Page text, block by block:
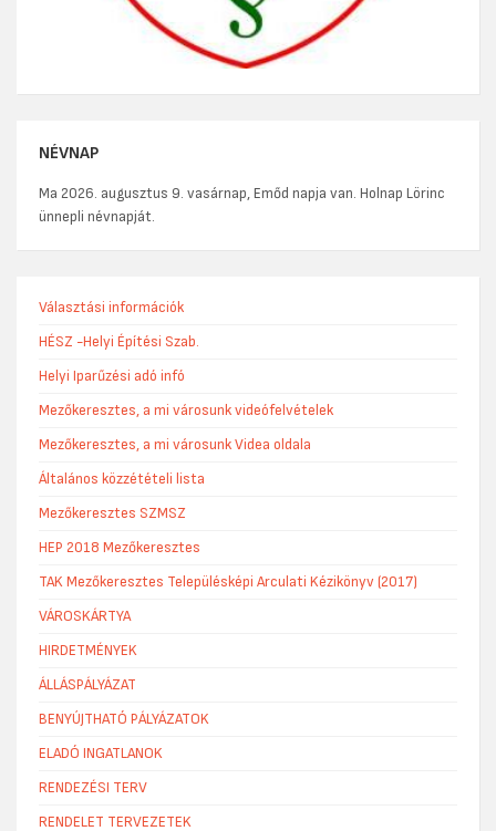
NÉVNAP
Ma 2026. augusztus 9. vasárnap, Emőd napja van. Holnap Lörinc
ünnepli névnapját.
Választási információk
HÉSZ -Helyi Építési Szab.
Helyi Iparűzési adó infó
Mezőkeresztes, a mi városunk videófelvételek
Mezőkeresztes, a mi városunk Videa oldala
Általános közzétételi lista
Mezőkeresztes SZMSZ
HEP 2018 Mezőkeresztes
TAK Mezőkeresztes Településképi Arculati Kézikönyv (2017)
VÁROSKÁRTYA
HIRDETMÉNYEK
ÁLLÁSPÁLYÁZAT
BENYÚJTHATÓ PÁLYÁZATOK
ELADÓ INGATLANOK
RENDEZÉSI TERV
RENDELET TERVEZETEK